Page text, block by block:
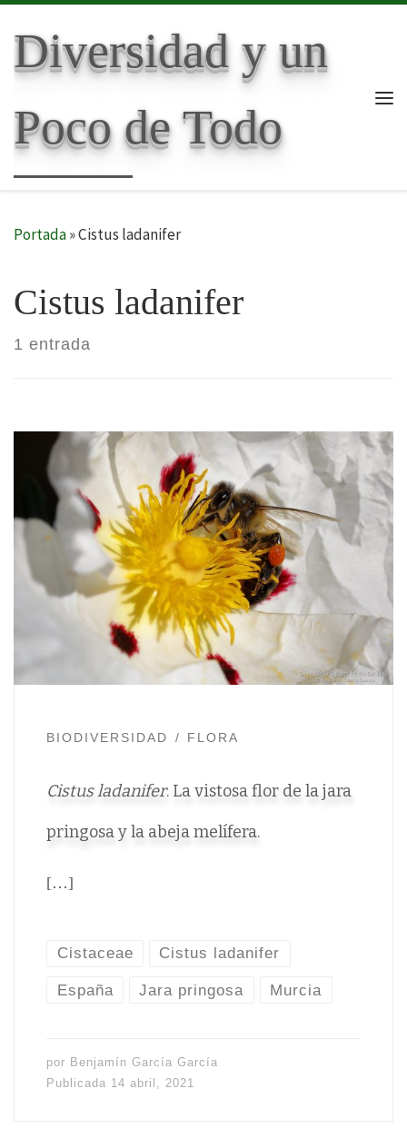
Diversidad y un
Poco de Todo
Portada»Cistus ladanifer
Cistus ladanifer
1 entrada
BIODIVERSIDAD FLORA
Cistus ladanifer. La vistosa flor de la jara
pringosa y la abeja melífera.
[…]
Cistaceae Cistus ladanifer
España Jara pringosa Murcia
por Benjamín García García
Publicada 14 abril, 2021